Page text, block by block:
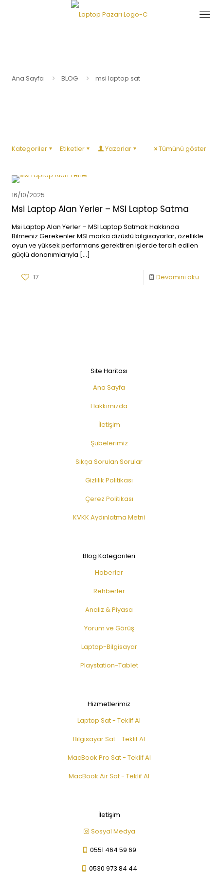
Ana Sayfa BLOG msi laptop sat
Kategoriler Etiketler Yazarlar Tümünü göster
16/10/2025
Msi Laptop Alan Yerler – MSI Laptop Satma
Msi Laptop Alan Yerler – MSI Laptop Satmak Hakkında
Bilmeniz Gerekenler MSI marka dizüstü bilgisayarlar, özellikle
oyun ve yüksek performans gerektiren işlerde tercih edilen
güçlü donanımlarıyla […]
17 Devamını oku
Site Haritası
Ana Sayfa
Hakkımızda
İletişim
Şubelerimiz
Sıkça Sorulan Sorular
Gizlilik Politikası
Çerez Politikası
KVKK Aydınlatma Metni
Blog Kategorileri
Haberler
Rehberler
Analiz & Piyasa
Yorum ve Görüş
Laptop-Bilgisayar
Playstation-Tablet
Hizmetlerimiz
Laptop Sat - Teklif Al
Bilgisayar Sat - Teklif Al
MacBook Pro Sat - Teklif Al
MacBook Air Sat - Teklif Al
İletişim
Sosyal Medya
0551 464 59 69
0530 973 84 44